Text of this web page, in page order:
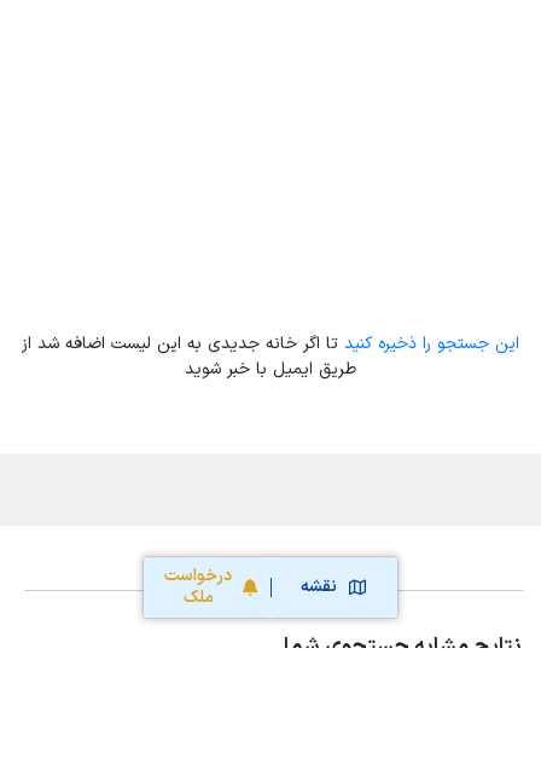
نقشه
درخواست
ملک
این جستجو را ذخیره کنید تا اگر خانه جدیدی به این لیست اضافه شد از
طریق ایمیل با خبر شوید
نتایج مشابه جستجوی شما